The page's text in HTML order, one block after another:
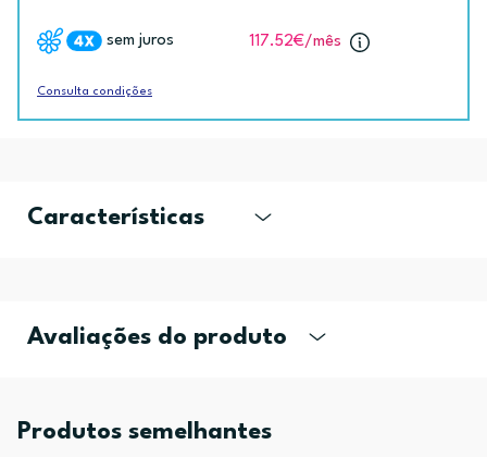
sem juros 117.52€/mês
Consulta condições
Características
Avaliações do produto
Produtos semelhantes